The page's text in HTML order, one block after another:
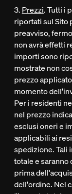
3. Prezzi. Tutti i
riportati sul Sito
preavviso,
non avrà effetti
importi sono
mostrate non
prezzo
momento
Per i residenti
nel prezzo
esclusi oneri e
applicabili ai
spedizione. Tali
totale e
prima
dell'ordine. Nel